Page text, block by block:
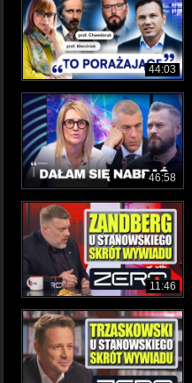
44:03
46:58
11:46